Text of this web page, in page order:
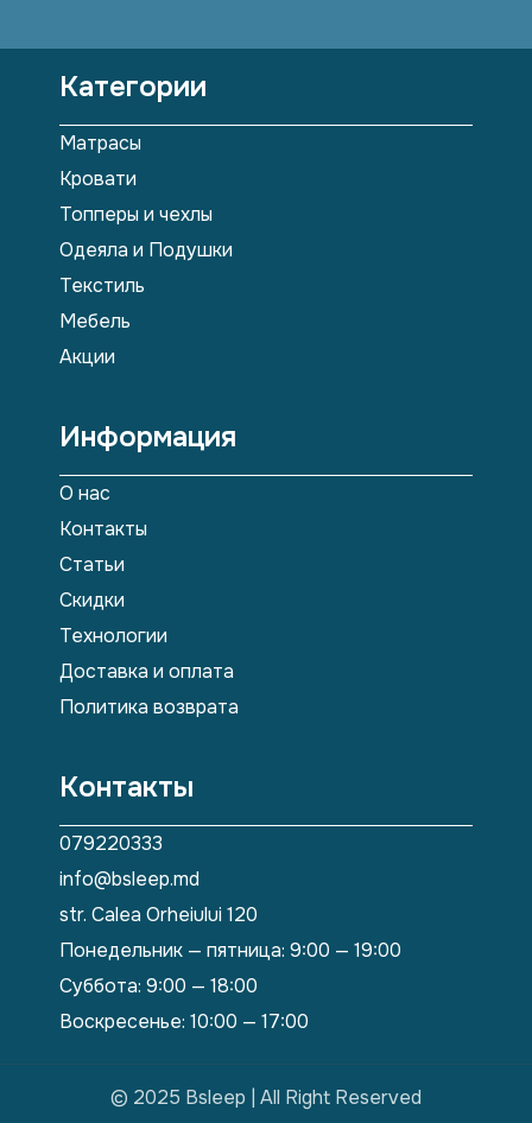
Категории
Матрасы
Кровати
Топперы и чехлы
Одеяла и Подушки
Текстиль
Мебель
Акции
Информация
О нас
Контакты
Статьи
Скидки
Технологии
Доставка и оплата
Политика возврата
Контакты
079220333
info@bsleep.md
str. Calea Orheiului 120
Понедельник — пятница: 9:00 — 19:00
Суббота: 9:00 — 18:00
Воскресенье: 10:00 — 17:00
© 2025 Bsleep | All Right Reserved